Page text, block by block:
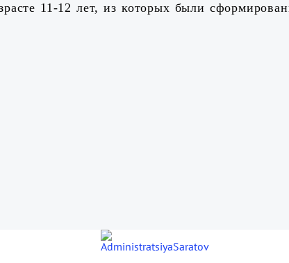
11-12 лет, из которых были